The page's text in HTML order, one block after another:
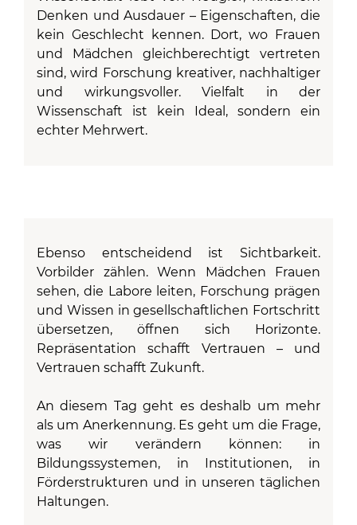
Denken und Ausdauer – Eigenschaften, die
kein Geschlecht kennen. Dort, wo Frauen
und Mädchen gleichberechtigt vertreten
sind, wird Forschung kreativer, nachhaltiger
und wirkungsvoller. Vielfalt in der
Wissenschaft ist kein Ideal, sondern ein
echter Mehrwert.
Ebenso entscheidend ist Sichtbarkeit.
Vorbilder zählen. Wenn Mädchen Frauen
sehen, die Labore leiten, Forschung prägen
und Wissen in gesellschaftlichen Fortschritt
übersetzen, öffnen sich Horizonte.
Repräsentation schafft Vertrauen – und
Vertrauen schafft Zukunft.
An diesem Tag geht es deshalb um mehr
als um Anerkennung. Es geht um die Frage,
was wir verändern können: in
Bildungssystemen, in Institutionen, in
Förderstrukturen und in unseren täglichen
Haltungen.